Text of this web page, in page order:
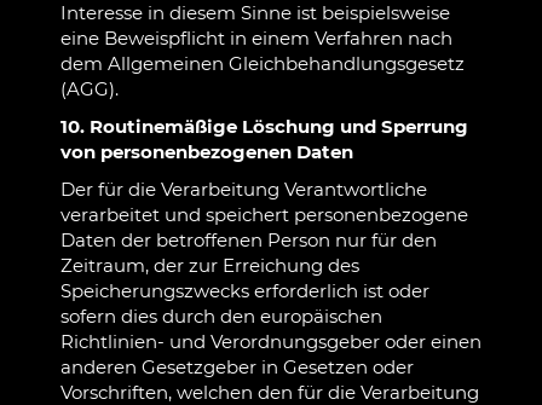
Interesse in diesem Sinne ist beispielsweise
eine Beweispflicht in einem Verfahren nach
dem Allgemeinen Gleichbehandlungsgesetz
(AGG).
10. Routinemäßige Löschung und Sperrung
von personenbezogenen Daten
Der für die Verarbeitung Verantwortliche
verarbeitet und speichert personenbezogene
Daten der betroffenen Person nur für den
Zeitraum, der zur Erreichung des
Speicherungszwecks erforderlich ist oder
sofern dies durch den europäischen
Richtlinien- und Verordnungsgeber oder einen
anderen Gesetzgeber in Gesetzen oder
Vorschriften, welchen den für die Verarbeitung